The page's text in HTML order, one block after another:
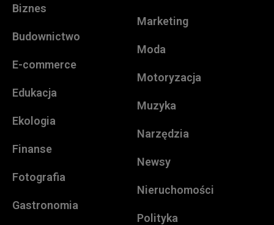
Biznes
Budownictwo
E-commerce
Edukacja
Ekologia
Finanse
Fotografia
Gastronomia
Marketing
Moda
Motoryzacja
Muzyka
Narzędzia
Newsy
Nieruchomości
Polityka